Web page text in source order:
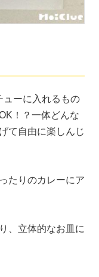
ューに入れるもの
！？一体どんな
て自由に楽しんじ
たりのカレーにア
、立体的なお皿に